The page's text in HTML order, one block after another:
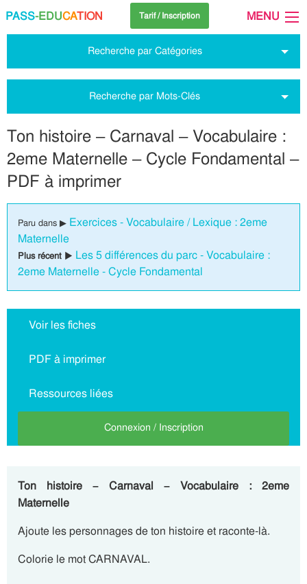
PASS-EDUCATION Tarif / Inscription MENU
Recherche par Catégories
Recherche par Mots-Clés
Ton histoire – Carnaval – Vocabulaire :
2eme Maternelle – Cycle Fondamental –
PDF à imprimer
Paru dans ▶ Exercices - Vocabulaire / Lexique : 2eme
Maternelle
Plus récent ▶ Les 5 différences du parc - Vocabulaire :
2eme Maternelle - Cycle Fondamental
Voir les fiches
PDF à imprimer
Ressources liées
Connexion / Inscription
Ton histoire – Carnaval – Vocabulaire : 2eme
Maternelle
Ajoute les personnages de ton histoire et raconte-là.
Colorie le mot CARNAVAL.